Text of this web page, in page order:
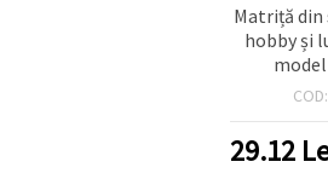
Matriță
hobby și
COD:
29.12